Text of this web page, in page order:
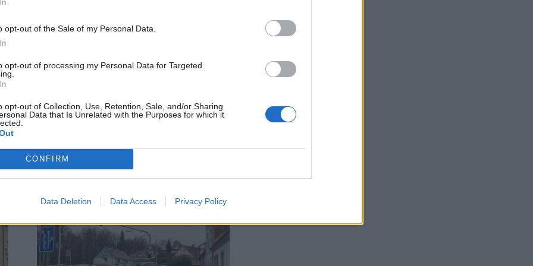
opt-out of the Sale of my Personal Data.
opt-out of processing my Personal Data for Targeted
opt-out of Collection, Use, Retention, Sale, and/or Sharing
Data that Is Unrelated with the Purposes for which it
CONFIRM
Data Deletion Data Access Privacy Policy
v centru Příbrami se prodlužuje
Důvodem podle radnice je, že rozsah opravy je větší,
než se předpokládalo. Práce na opravě havarijního...